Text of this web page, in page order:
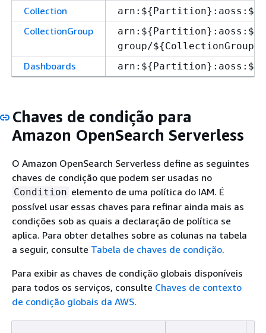
Collection arn:${Partition}:aoss:$
CollectionGroup arn:${Partition}:aoss:$
group/${
Dashboards arn:${Partition}:aoss:$
Chaves de condição para
Amazon OpenSearch Serverless
O Amazon OpenSearch Serverless define as seguintes
chaves de condição que podem ser usadas no
Condition elemento de uma política do IAM. É
possível usar essas chaves para refinar ainda mais as
condições sob as quais a declaração de política se
aplica. Para obter detalhes sobre as colunas na tabela
a seguir, consulte Tabela de chaves de condição.
Para exibir as chaves de condição globais disponíveis
para todos os serviços, consulte Chaves de contexto
de condição globais da AWS.